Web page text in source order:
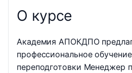
О курсе
Академия АПОКДПО
профессиональное
переподготовки Менеджер